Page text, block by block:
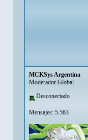
MCKSys Argentina
Moderador Global
Desconectado
Mensajes: 5.563